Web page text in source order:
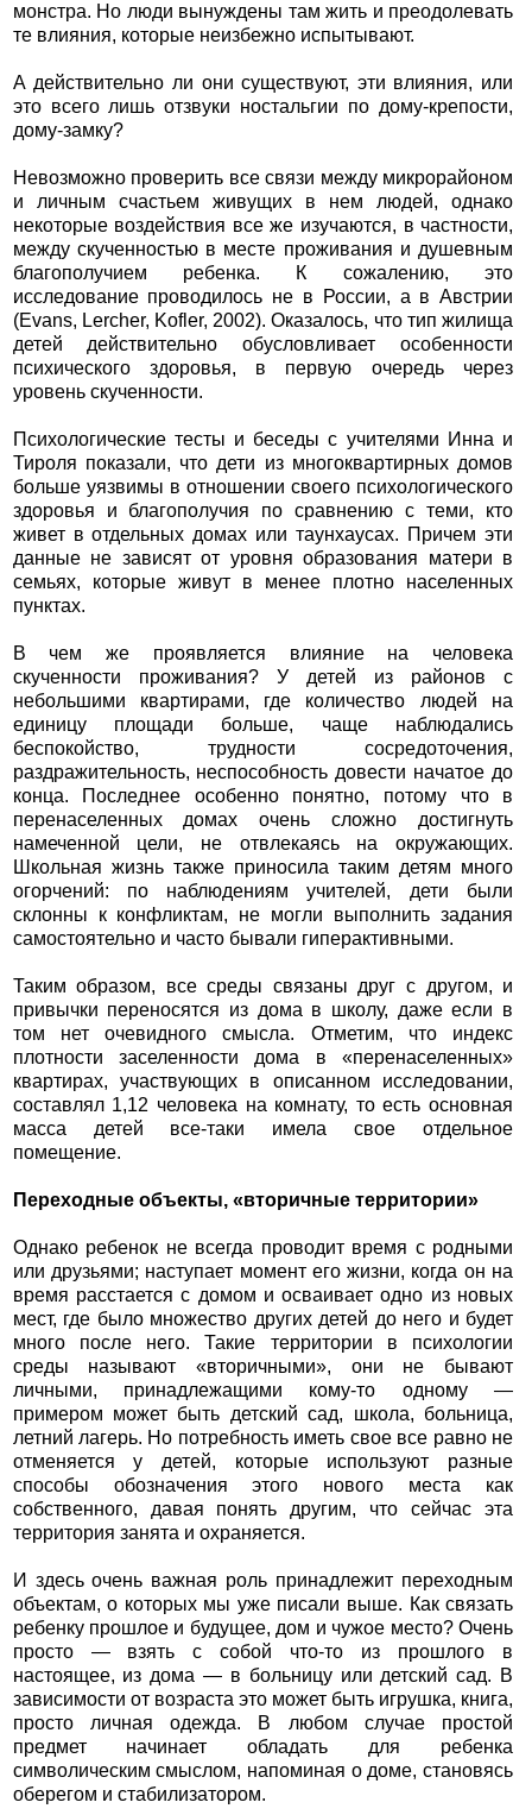
монстра. Но люди вынуждены там жить и преодолевать
те влияния, которые неизбежно испытывают.
А действительно ли они существуют, эти влияния, или
это всего лишь отзвуки ностальгии по дому-крепости,
дому-замку?
Невозможно проверить все связи между микрорайоном
и личным счастьем живущих в нем людей, однако
некоторые воздействия все же изучаются, в частности,
между скученностью в месте проживания и душевным
благополучием ребенка. К сожалению, это
исследование проводилось не в России, а в Австрии
(Evans, Lercher, Kofler, 2002). Оказалось, что тип жилища
детей действительно обусловливает особенности
психического здоровья, в первую очередь через
уровень скученности.
Психологические тесты и беседы с учителями Инна и
Тироля показали, что дети из многоквартирных домов
больше уязвимы в отношении своего психологического
здоровья и благополучия по сравнению с теми, кто
живет в отдельных домах или таунхаусах. Причем эти
данные не зависят от уровня образования матери в
семьях, которые живут в менее плотно населенных
пунктах.
В чем же проявляется влияние на человека
скученности проживания? У детей из районов с
небольшими квартирами, где количество людей на
единицу площади больше, чаще наблюдались
беспокойство, трудности сосредоточения,
раздражительность, неспособность довести начатое до
конца. Последнее особенно понятно, потому что в
перенаселенных домах очень сложно достигнуть
намеченной цели, не отвлекаясь на окружающих.
Школьная жизнь также приносила таким детям много
огорчений: по наблюдениям учителей, дети были
склонны к конфликтам, не могли выполнить задания
самостоятельно и часто бывали гиперактивными.
Таким образом, все среды связаны друг с другом, и
привычки переносятся из дома в школу, даже если в
том нет очевидного смысла. Отметим, что индекс
плотности заселенности дома в «перенаселенных»
квартирах, участвующих в описанном исследовании,
составлял 1,12 человека на комнату, то есть основная
масса детей все-таки имела свое отдельное
помещение.
Переходные объекты, «вторичные территории»
Однако ребенок не всегда проводит время с родными
или друзьями; наступает момент его жизни, когда он на
время расстается с домом и осваивает одно из новых
мест, где было множество других детей до него и будет
много после него. Такие территории в психологии
среды называют «вторичными», они не бывают
личными, принадлежащими кому-то одному —
примером может быть детский сад, школа, больница,
летний лагерь. Но потребность иметь свое все равно не
отменяется у детей, которые используют разные
способы обозначения этого нового места как
собственного, давая понять другим, что сейчас эта
территория занята и охраняется.
И здесь очень важная роль принадлежит переходным
объектам, о которых мы уже писали выше. Как связать
ребенку прошлое и будущее, дом и чужое место? Очень
просто — взять с собой что-то из прошлого в
настоящее, из дома — в больницу или детский сад. В
зависимости от возраста это может быть игрушка, книга,
просто личная одежда. В любом случае простой
предмет начинает обладать для ребенка
символическим смыслом, напоминая о доме, становясь
оберегом и стабилизатором.